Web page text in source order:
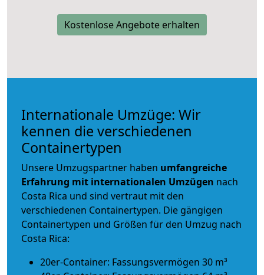
Kostenlose Angebote erhalten
Internationale Umzüge: Wir
kennen die verschiedenen
Containertypen
Unsere Umzugspartner haben umfangreiche
Erfahrung mit internationalen Umzügen nach
Costa Rica und sind vertraut mit den
verschiedenen Containertypen. Die gängigen
Containertypen und Größen für den Umzug nach
Costa Rica:
20er-Container: Fassungsvermögen 30 m³